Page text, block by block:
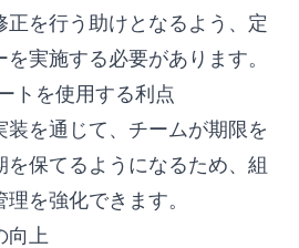
を行う助けとなるよう、定
実施する必要があります。
トを使用する利点
装を通じて、チームが期限を
保てるようになるため、組
を強化できます。
向上